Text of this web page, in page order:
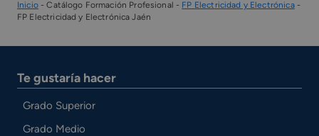
Inicio-Catálogo Formación Profesional - FP Electricidad y Electrónica-
FP Electricidad y Electrónica Jaén
Te gustaría hacer
Grado Superior
Grado Medio